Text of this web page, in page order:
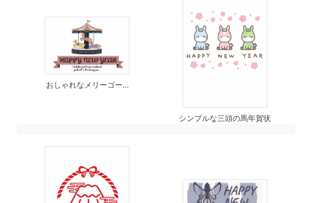
おしゃれなメリーゴー...
シンプルな三頭の馬年賀状